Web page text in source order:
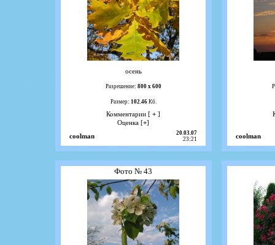
осень
Разрешение: 800 х 600
Размер: 102.46Кб.
Комментарии [ + ]
Оценка [+]
coolman
20.03.07
23:21
coolman
Фото № 43